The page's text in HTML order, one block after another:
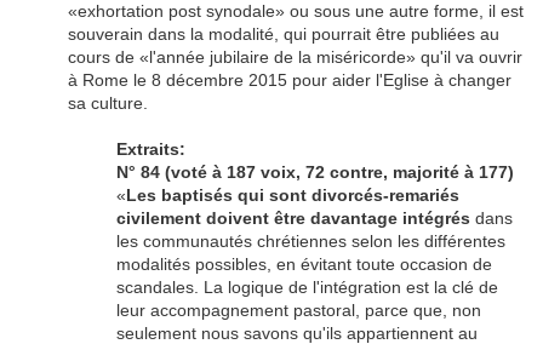
«exhortation post synodale» ou sous une autre forme, il est
souverain dans la modalité, qui pourrait être publiées au
cours de «l'année jubilaire de la miséricorde» qu'il va ouvrir
à Rome le 8 décembre 2015 pour aider l'Eglise à changer
sa culture.
Extraits:
N° 84 (voté à 187 voix, 72 contre, majorité à 177)
«Les baptisés qui sont divorcés-remariés
civilement doivent être davantage intégrés dans
les communautés chrétiennes selon les différentes
modalités possibles, en évitant toute occasion de
scandales. La logique de l'intégration est la clé de
leur accompagnement pastoral, parce que, non
seulement nous savons qu'ils appartiennent au